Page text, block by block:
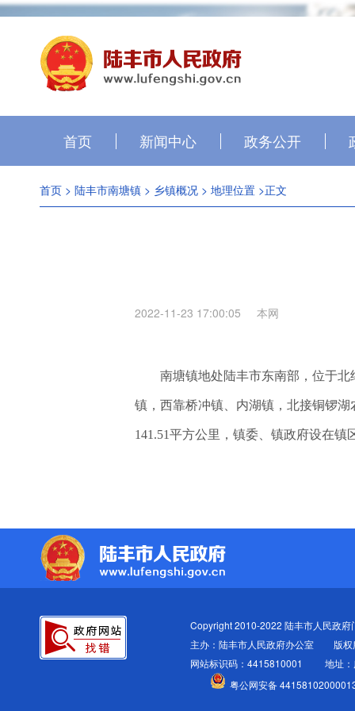
首页 新闻中心 政务公开
首页 > 陆丰市南塘镇 > 乡镇概况 > 地理位置 >正文
2022-11-23 17:00:05 本网
南塘镇地处陆丰市东南部，位于北
镇，西靠桥冲镇、内湖镇，北接铜锣
141.51平方公里，镇委、镇政府设在镇
Copyright 2010-2022 陆丰市人民政
主办：陆丰市人民政府办公室
版
网站标识码：4415810001
地址
粤公网安备